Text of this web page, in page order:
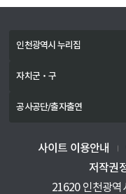
인천광역시 누리집
자치군‧구
공사공단/출자출연
사이트 이용안내
저작권
21620 인천광역